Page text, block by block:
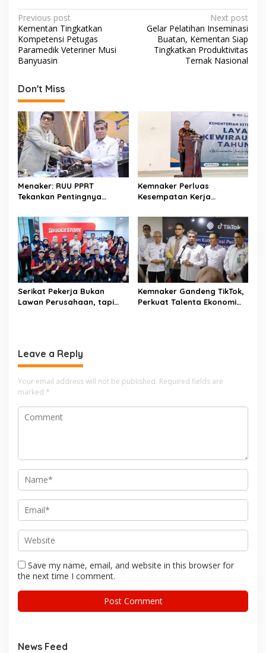
e
b
o
o
k
itt
er
at
s
A
ar
P
o
s
n
a
v
i
g
a
t
i
o
n
Previous post
Kementan Tingkatkan
Kompetensi Petugas
Paramedik Veteriner Musi
Banyuasin
Next post
Gelar Pelatihan Inseminasi
Buatan, Kementan Siap
Tingkatkan Produktivitas
Ternak Nasional
Don't Miss
Menaker: RUU PPRT
Tekankan Pentingnya
Tangga
Kemnaker Perluas
Kesempatan Kerja
Wirausaha
Serikat Pekerja Bukan
Lawan Perusahaan, tapi
Kemnaker Gandeng TikTok,
Perkuat Talenta Ekonomi
Leave a Reply
Your email address will not be published. Required fields are
marked *
Save my name, email, and website in this browser for
the next time I comment.
News Feed